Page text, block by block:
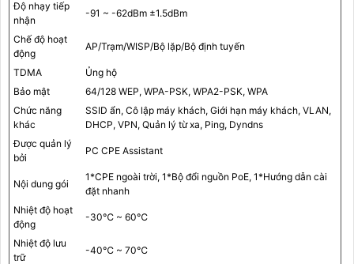
Độ nhạy tiếp
nhận
-91 ~ -62dBm ±1.5dBm
Chế độ hoạt
động
AP/Trạm/WISP/Bộ lặp/Bộ định tuyến
TDMA
Ủng hộ
Bảo mật
64/128 WEP, WPA-PSK, WPA2-PSK, WPA
Chức năng
khác
SSID ẩn, Cô lập máy khách, Giới hạn máy khách, VLAN,
DHCP, VPN, Quản lý từ xa, Ping, Dyndns
Được quản lý
bởi
PC CPE Assistant
Nội dung gói
1*CPE ngoài trời, 1*Bộ đổi nguồn PoE, 1*Hướng dẫn cài
đặt nhanh
Nhiệt độ hoạt
động
-30℃ ~ 60℃
Nhiệt độ lưu
trữ
-40℃ ~ 70℃